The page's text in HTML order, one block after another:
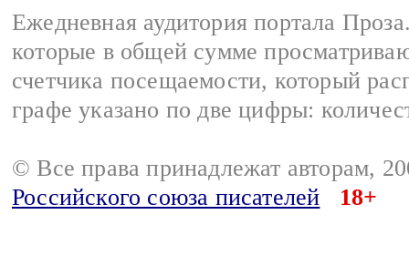
Ежедневная аудитория портала
которые в общей сумме
счетчика посещаемости, который
графе указано по две цифры:
© Все права принадлежат авторам,
Российского союза писателей
18+